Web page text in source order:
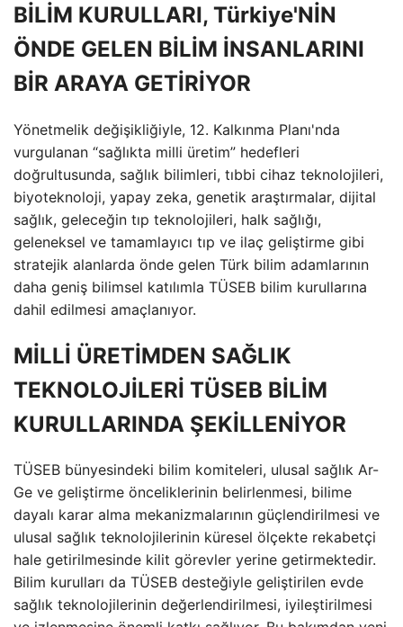
BİLİM KURULLARI, Türkiye'NİN
ÖNDE GELEN BİLİM İNSANLARINI
BİR ARAYA GETİRİYOR
Yönetmelik değişikliğiyle, 12. Kalkınma Planı'nda
vurgulanan “sağlıkta milli üretim” hedefleri
doğrultusunda, sağlık bilimleri, tıbbi cihaz teknolojileri,
biyoteknoloji, yapay zeka, genetik araştırmalar, dijital
sağlık, geleceğin tıp teknolojileri, halk sağlığı,
geleneksel ve tamamlayıcı tıp ve ilaç geliştirme gibi
stratejik alanlarda önde gelen Türk bilim adamlarının
daha geniş bilimsel katılımla TÜSEB bilim kurullarına
dahil edilmesi amaçlanıyor.
MİLLİ ÜRETİMDEN SAĞLIK
TEKNOLOJİLERİ TÜSEB BİLİM
KURULLARINDA ŞEKİLLENİYOR
TÜSEB bünyesindeki bilim komiteleri, ulusal sağlık Ar-
Ge ve geliştirme önceliklerinin belirlenmesi, bilime
dayalı karar alma mekanizmalarının güçlendirilmesi ve
ulusal sağlık teknolojilerinin küresel ölçekte rekabetçi
hale getirilmesinde kilit görevler yerine getirmektedir.
Bilim kurulları da TÜSEB desteğiyle geliştirilen evde
sağlık teknolojilerinin değerlendirilmesi, iyileştirilmesi